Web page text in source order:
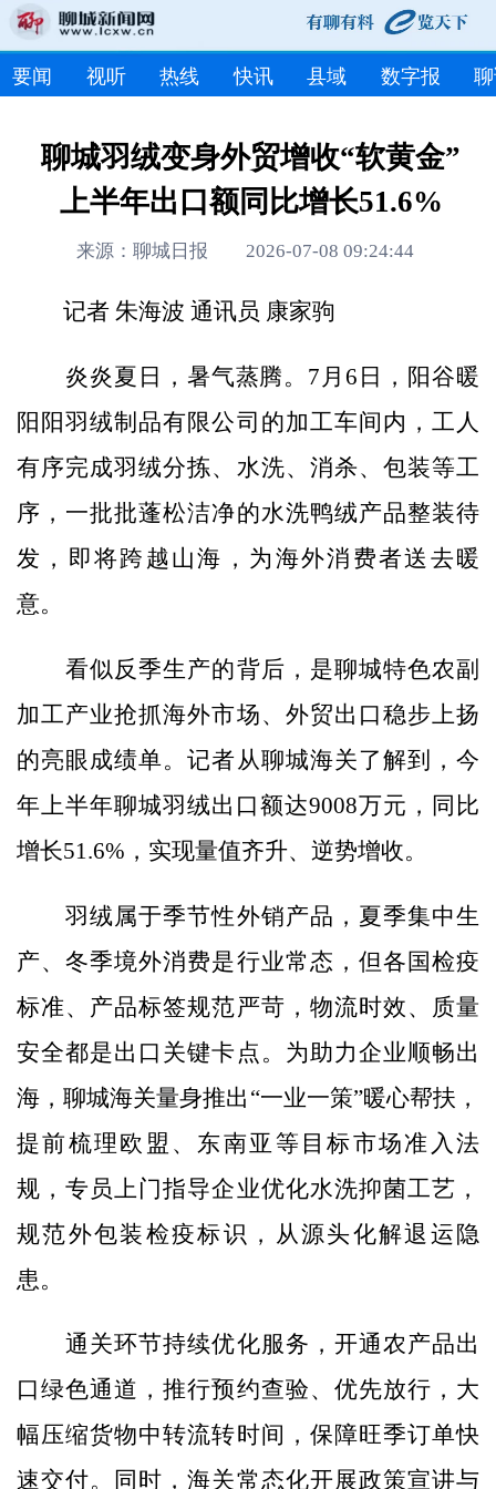
要闻 视听 热线 快讯 县域 数字报
聊城羽绒变身外贸增收“软黄金”
上半年出口额同比增长51.6%
来源：聊城日报 2026-07-08 09:24:44
记者 朱海波 通讯员 康家驹
炎炎夏日，暑气蒸腾。7月6日，阳谷暖
阳阳羽绒制品有限公司的加工车间内，工人
有序完成羽绒分拣、水洗、消杀、包装等工
序，一批批蓬松洁净的水洗鸭绒产品整装待
发，即将跨越山海，为海外消费者送去暖
意。
看似反季生产的背后，是聊城特色农副
加工产业抢抓海外市场、外贸出口稳步上扬
的亮眼成绩单。记者从聊城海关了解到，今
年上半年聊城羽绒出口额达9008万元，同比
增长51.6%，实现量值齐升、逆势增收。
羽绒属于季节性外销产品，夏季集中生
产、冬季境外消费是行业常态，但各国检疫
标准、产品标签规范严苛，物流时效、质量
安全都是出口关键卡点。为助力企业顺畅出
海，聊城海关量身推出“一业一策”暖心帮扶，
提前梳理欧盟、东南亚等目标市场准入法
规，专员上门指导企业优化水洗抑菌工艺，
规范外包装检疫标识，从源头化解退运隐
患。
通关环节持续优化服务，开通农产品出
口绿色通道，推行预约查验、优先放行，大
幅压缩货物中转流转时间，保障旺季订单快
速交付。同时，海关常态化开展政策宣讲与